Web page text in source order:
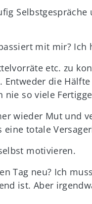
mit mir?
etc. zu
die
nie so viele
wieder Mut und
totale
motivieren.
Tag neu? Ich
ist. Aber